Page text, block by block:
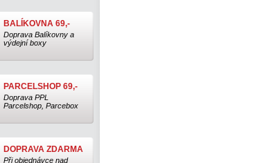
BALÍKOVNA 69,-
Doprava Balíkovny a
výdejní boxy
PARCELSHOP 69,-
Doprava PPL
Parcelshop, Parcebox
DOPRAVA ZDARMA
Při objednávce nad